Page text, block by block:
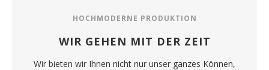
HOCHMODERNE PRODUKTION
WIR GEHEN MIT DER ZEIT
Wir bieten wir Ihnen nicht nur unser ganzes Können,